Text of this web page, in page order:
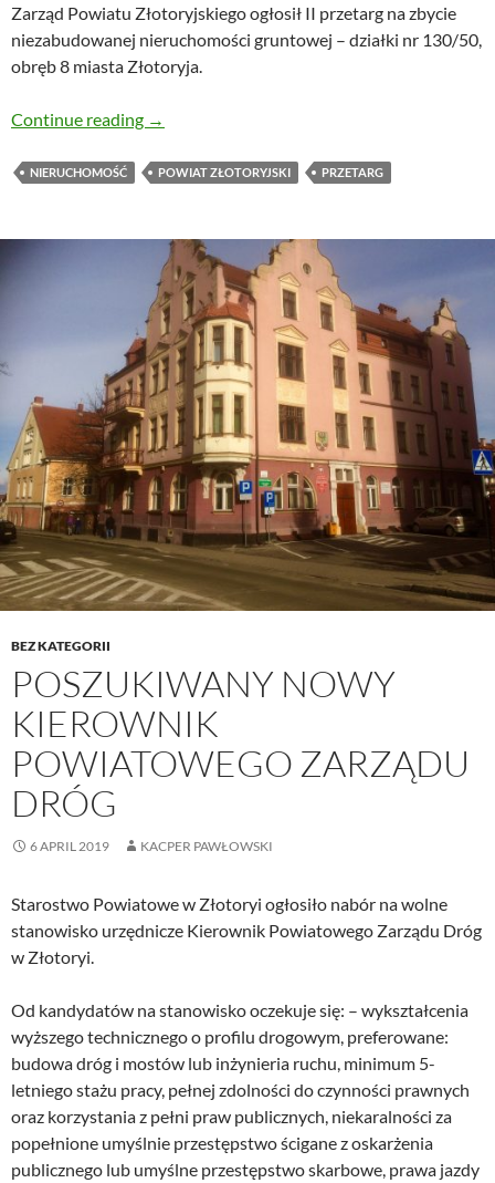
Zarząd Powiatu Złotoryjskiego ogłosił II przetarg na zbycie
niezabudowanej nieruchomości gruntowej – działki nr 130/50,
obręb 8 miasta Złotoryja.
Continue reading Starostwo szuka kupca na działkę
→
NIERUCHOMOŚĆ POWIAT ZŁOTORYJSKI PRZETARG
BEZ KATEGORII
POSZUKIWANY NOWY
KIEROWNIK
POWIATOWEGO ZARZĄDU
DRÓG
6 APRIL 2019 KACPER PAWŁOWSKI
Starostwo Powiatowe w Złotoryi ogłosiło nabór na wolne
stanowisko urzędnicze Kierownik Powiatowego Zarządu Dróg
w Złotoryi.
Od kandydatów na stanowisko oczekuje się: – wykształcenia
wyższego technicznego o profilu drogowym, preferowane:
budowa dróg i mostów lub inżynieria ruchu, minimum 5-
letniego stażu pracy, pełnej zdolności do czynności prawnych
oraz korzystania z pełni praw publicznych, niekaralności za
popełnione umyślnie przestępstwo ścigane z oskarżenia
publicznego lub umyślne przestępstwo skarbowe, prawa jazdy